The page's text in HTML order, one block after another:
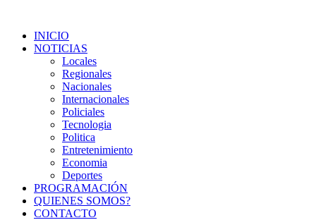
INICIO
NOTICIAS
Locales
Regionales
Nacionales
Internacionales
Policiales
Tecnologia
Politica
Entretenimiento
Economia
Deportes
PROGRAMACIÓN
QUIENES SOMOS?
CONTACTO